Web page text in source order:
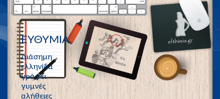
ΕΥΘΥΜΙΑ
Διάσημη
ελληνίδα
γράφει
γυμνές
αλήθειες